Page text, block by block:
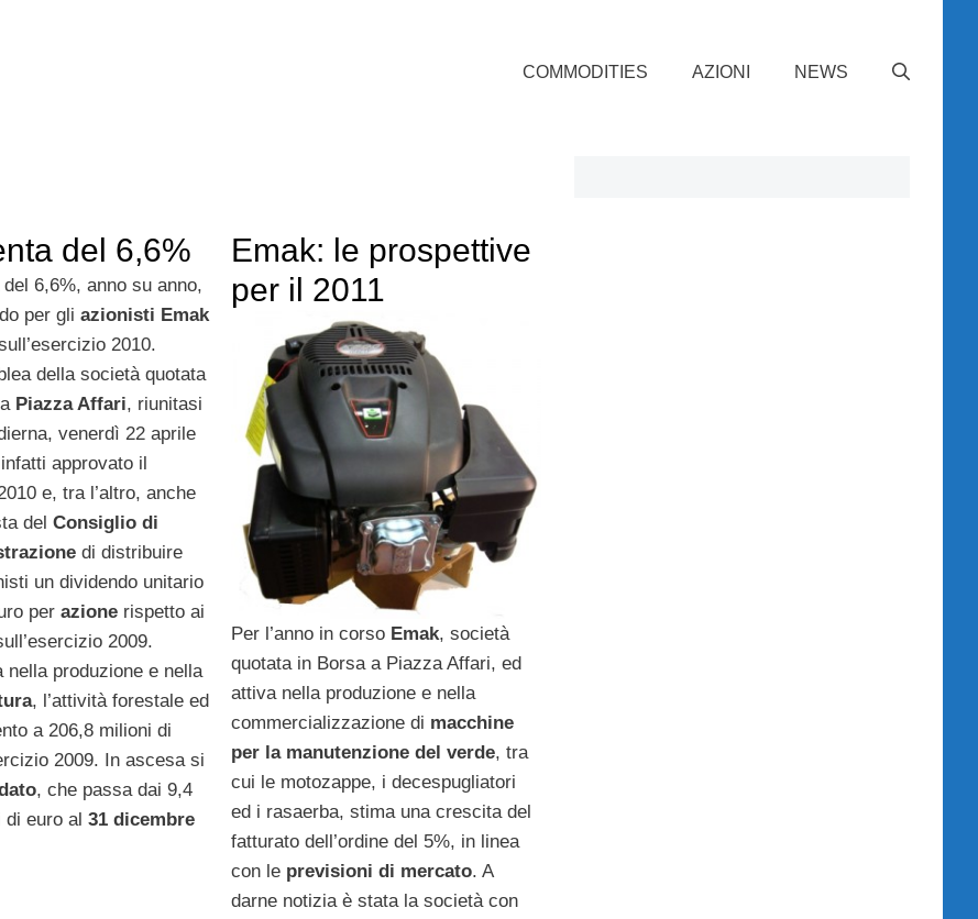
COMMODITIES AZIONI NEWS
del 6,6%
6,6%, anno su anno,
per gli azionisti Emak
2010.
della società quotata
Piazza Affari, riunitasi
venerdì 22 aprile
approvato il
e, tra l’altro, anche
del Consiglio di
di distribuire
un dividendo unitario
perazionerispetto ai
2009.
produzione e nella
, l’attività forestale ed
a 206,8 milioni di
2009. In ascesa si
, che passa dai 9,4
di euro al 31 dicembre
Emak: le prospettive
per il 2011
Per l’anno in corso Emak, società
quotata in Borsa a Piazza Affari, ed
attiva nella produzione e nella
commercializzazione di macchine
per la manutenzione del verde, tra
cui le motozappe, i decespugliatori
ed i rasaerba, stima una crescita del
fatturato dell’ordine del 5%, in linea
con le previsioni di mercato. A
darne notizia è stata la società con